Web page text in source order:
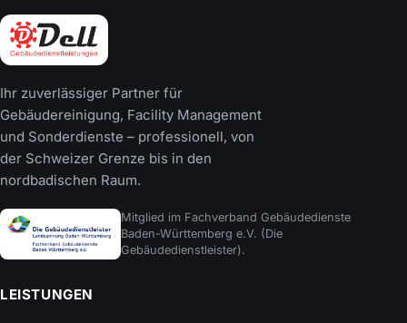
Ihr zuverlässiger Partner für
Gebäudereinigung, Facility Management
und Sonderdienste – professionell, von
der Schweizer Grenze bis in den
nordbadischen Raum.
Mitglied im Fachverband Gebäudedienste
Baden-Württemberg e.V. (Die
Gebäudedienstleister).
LEISTUNGEN